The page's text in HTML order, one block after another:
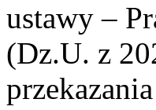
ustawy –
(Dz.U. z